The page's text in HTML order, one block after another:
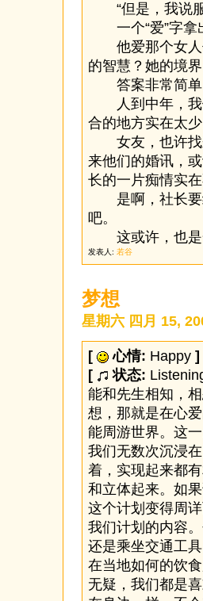
“但是，我说
一个“爱”字拿
他爱那个女人
的智慧？她的境
答案非常简单
人到中年，我
合的地方实在太少
女友，也许找
来他们的婚讯，
长的一片痴情实在
是啊，社长要
吧。
这或许，也是
发表人: 若谷
梦想
星期六 四月 15,
[ 心情: Happy ]
[
状态:
能和先生相知，
想，那就是在心
能周游世界。这
我们无数次沉浸
着，实现起来都
和立体起来。如
这个计划变得周
我们计划的内容
还是乘坐交通工
在当地如何的饮食
无疑，我们都是